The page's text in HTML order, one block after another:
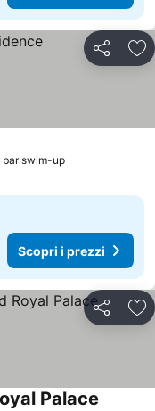
Condividi
swim-upScopri i
Scopri i prezzi
Condividi
Palace